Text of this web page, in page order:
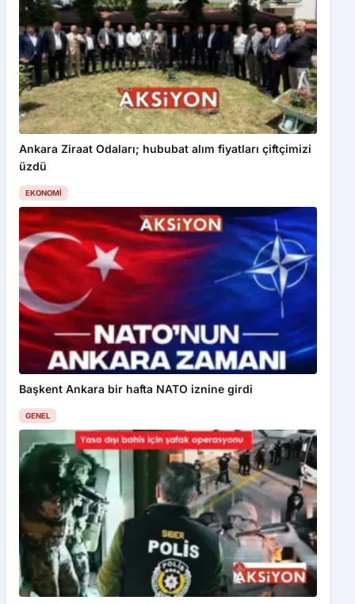
Ankara Ziraat Odaları; hububat alım fiyatları çiftçimizi
üzdü
EKONOMI
Başkent Ankara bir hafta NATO iznine girdi
GENEL